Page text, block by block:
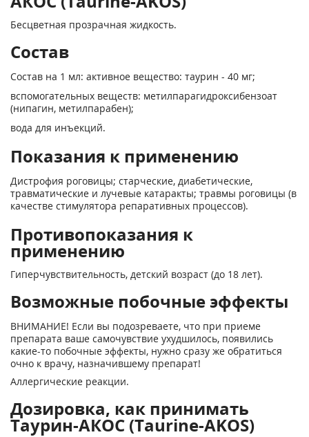
Бесцветная прозрачная жидкость.
Состав
Состав на 1 мл: активное вещество: таурин - 40 мг;
вспомогательных веществ: метилпарагидроксибензоат
(нипагин, метилпарабен);
вода для инъекций.
Показания к применению
Дистрофия роговицы; старческие, диабетические,
травматические и лучевые катаракты; травмы роговицы (в
качестве стимулятора репаративных процессов).
Противопоказания к
применению
Гиперчувствительность, детский возраст (до 18 лет).
Возможные побочные эффекты
ВНИМАНИЕ! Если вы подозреваете, что при приеме
препарата ваше самочувствие ухудшилось, появились
какие-то побочные эффекты, нужно сразу же обратиться
очно к врачу, назначившему препарат!
Аллергические реакции.
Дозировка, как принимать
Таурин-АКОС (Taurine-AKOS)